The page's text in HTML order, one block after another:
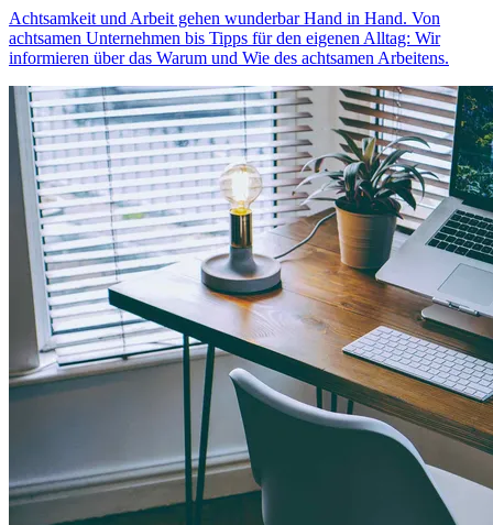
Achtsamkeit und Arbeit gehen wunderbar Hand in Hand. Von
achtsamen Unternehmen bis Tipps für den eigenen Alltag: Wir
informieren über das Warum und Wie des achtsamen Arbeitens.